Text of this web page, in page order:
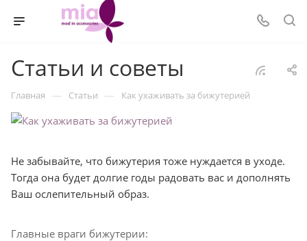
Статьи и советы
Главная — Статьи — Как ухаживать за бижутерией
Не забывайте, что бижутерия тоже нуждается в уходе.
Тогда она будет долгие годы радовать вас и дополнять
Ваш ослепительный образ.
Главные враги бижутерии: